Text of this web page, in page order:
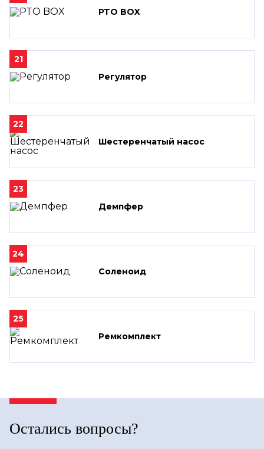
PTO BOX
21
Регулятор
22
Шестеренчатый насос
23
Демпфер
24
Соленоид
25
Ремкомплект
Остались вопросы?